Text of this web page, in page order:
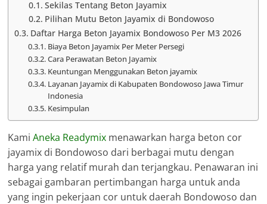
Sekilas Tentang Beton Jayamix
Pilihan Mutu Beton Jayamix di Bondowoso
Daftar Harga Beton Jayamix Bondowoso Per M3 2026
Biaya Beton Jayamix Per Meter Persegi
Cara Perawatan Beton Jayamix
Keuntungan Menggunakan Beton jayamix
Layanan Jayamix di Kabupaten Bondowoso Jawa Timur
Indonesia
Kesimpulan
KamiAneka Readymix menawarkan harga beton cor
jayamix di Bondowoso dari berbagai mutu dengan
harga yang relatif murah dan terjangkau. Penawaran ini
sebagai gambaran pertimbangan harga untuk anda
yang ingin pekerjaan cor untuk daerah Bondowoso dan